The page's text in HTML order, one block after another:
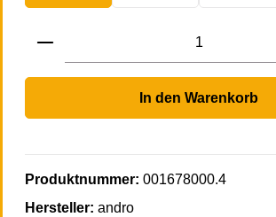
Produkt Anzahl: Gib den
In den Warenkorb
Produktnummer: 001678000.4
Hersteller: andro